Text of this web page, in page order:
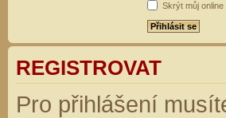
Skrýt můj
REGISTROVAT
Pro přihlášení